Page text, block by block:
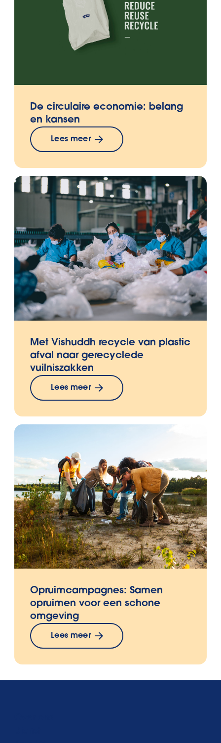
De circulaire economie: belang
en kansen
Lees meer
Met Vishuddh recycle van plastic
afval naar gerecyclede
vuilniszakken
Lees meer
Opruimcampagnes: Samen
opruimen voor een schone
omgeving
Lees meer